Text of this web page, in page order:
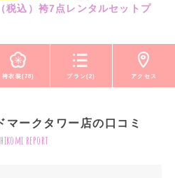
税込）袴7点レンタルセットプ
袴衣装(78) プラン(2) アクセス
ークタワー店の口コミ
report